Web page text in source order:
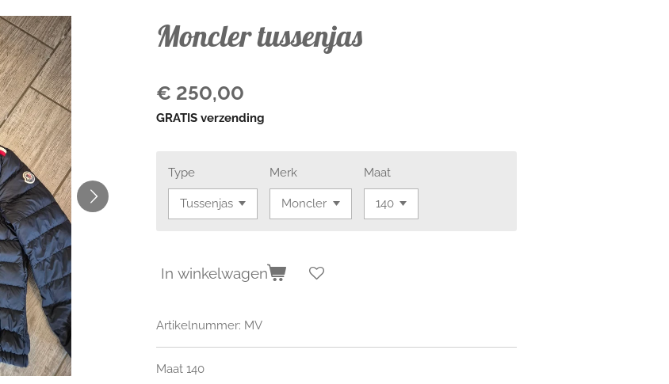
Moncler tussenjas
€ 250,00
GRATIS verzending
Type Merk Maat
In winkelwagen
Artikelnummer: MV
Maat 140